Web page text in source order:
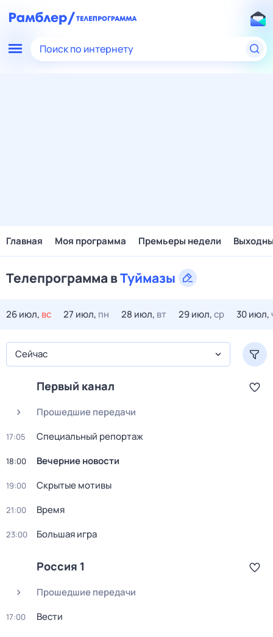
Поиск по интернету
Главная Моя программа Премьеры недели
Телепрограмма вТуймазы
26 июл, вс 27 июл, пн 28 июл, вт 29 июл,ср 30 июл,
Сейчас
Первый канал
Прошедшие передачи
17:05 Специальный репортаж
18:00 Вечерние новости
19:00 Скрытые мотивы
21:00 Время
23:00 Большая игра
Россия 1
Прошедшие передачи
17:00 Вести